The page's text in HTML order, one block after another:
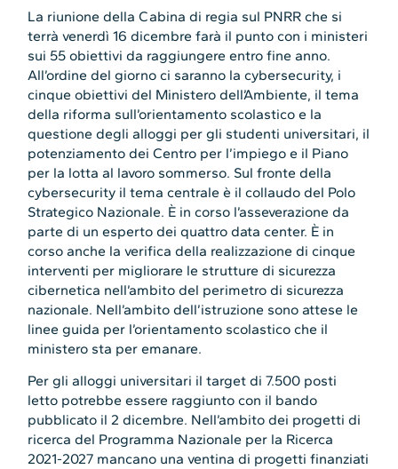
La riunione della Cabina di regia sul PNRR che si
terrà venerdì 16 dicembre farà il punto con i ministeri
sui 55 obiettivi da raggiungere entro fine anno.
All’ordine del giorno ci saranno la cybersecurity, i
cinque obiettivi del Ministero dell’Ambiente, il tema
della riforma sull’orientamento scolastico e la
questione degli alloggi per gli studenti universitari, il
potenziamento dei Centro per l’impiego e il Piano
per la lotta al lavoro sommerso. Sul fronte della
cybersecurity il tema centrale è il collaudo del Polo
Strategico Nazionale. È in corso l’asseverazione da
parte di un esperto dei quattro data center. È in
corso anche la verifica della realizzazione di cinque
interventi per migliorare le strutture di sicurezza
cibernetica nell’ambito del perimetro di sicurezza
nazionale. Nell’ambito dell’istruzione sono attese le
linee guida per l’orientamento scolastico che il
ministero sta per emanare.
Per gli alloggi universitari il target di 7.500 posti
letto potrebbe essere raggiunto con il bando
pubblicato il 2 dicembre. Nell’ambito dei progetti di
ricerca del Programma Nazionale per la Ricerca
2021-2027 mancano una ventina di progetti finanziati